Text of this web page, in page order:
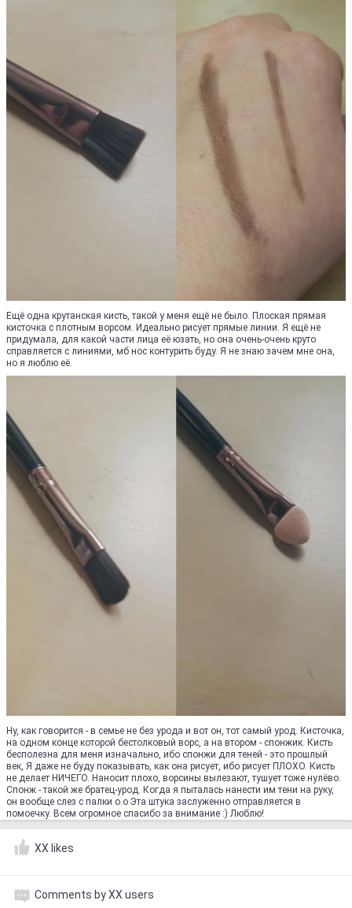
Ещё одна крутанская кисть, такой у меня ещё не было. Плоская прямая
кисточка с плотным ворсом. Идеально рисует прямые линии. Я ещё не
придумала, для какой части лица её юзать, но она очень-очень круто
справляется с линиями, мб нос контурить буду. Я не знаю зачем мне она,
но я люблю её.
Ну, как говорится - в семье не без урода и вот он, тот самый урод. Кисточка,
на одном конце которой бестолковый ворс, а на втором - спонжик. Кисть
бесполезна для меня изначально, ибо спонжи для теней - это прошлый
век, Я даже не буду показывать, как она рисует, ибо рисует ПЛОХО. Кисть
не делает НИЧЕГО. Наносит плохо, ворсины вылезают, тушует тоже нулёво.
Спонж - такой же братец-урод. Когда я пыталась нанести им тени на руку,
он вообще слез с палки о.о Эта штука заслуженно отправляется в
помоечку. Всем огромное спасибо за внимание :) Люблю!
XX likes
Comments by XX users